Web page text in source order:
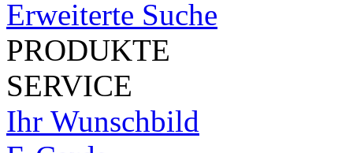
Erweiterte Suche
PRODUKTE
SERVICE
Ihr Wunschbild